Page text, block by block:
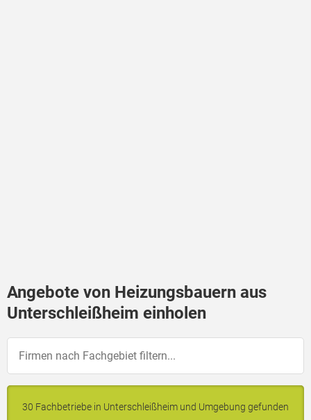
Angebote von Heizungsbauern aus
Unterschleißheim einholen
30 Fachbetriebe in Unterschleißheim und Umgebung gefunden